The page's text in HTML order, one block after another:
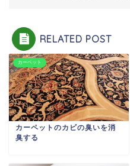
RELATED POST
カーペット
カーペットのカビの臭いを消
臭する